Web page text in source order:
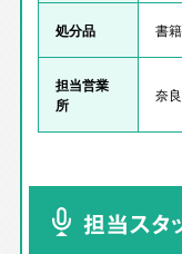
処分品 書
担当営業
所
奈
担当スタ